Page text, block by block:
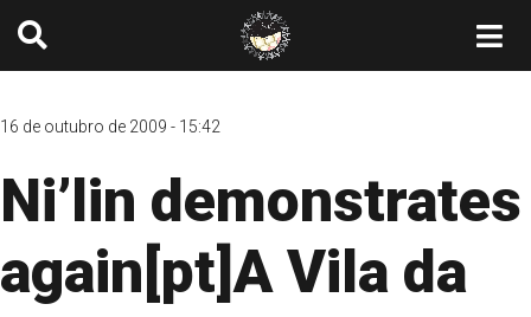
16 de outubro de 2009 - 15:42
Ni’lin demonstrates
again[pt]A Vila da